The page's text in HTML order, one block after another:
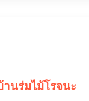
นร่มไม้โรจนะ